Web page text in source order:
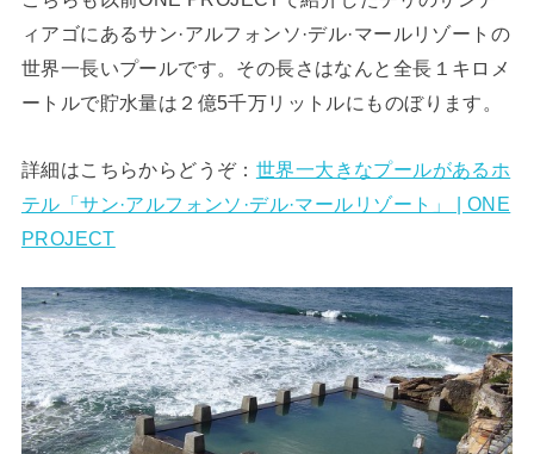
ィアゴにあるサン·アルフォンソ·デル·マールリゾートの
世界一長いプールです。その長さはなんと全長１キロメ
ートルで貯水量は２億5千万リットルにものぼります。
詳細はこちらからどうぞ： 世界一大きなプールがあるホ
テル「サン·アルフォンソ·デル·マールリゾート」 | ONE
PROJECT